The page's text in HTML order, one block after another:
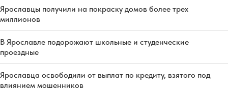
Ярославцы получили на покраску домов более трех
миллионов
В Ярославле подорожают школьные и студенческие
проездные
Ярославца освободили от выплат по кредиту, взятого под
влиянием мошенников